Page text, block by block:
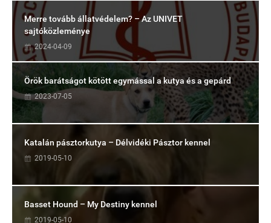
Merre tovább állatvédelem? – Az UNIVET
sajtóközleménye
2024-04-09
Örök barátságot kötött egymással a kutya és a gepárd
2023-07-05
Katalán pásztorkutya – Délvidéki Pásztor kennel
2019-05-10
Basset Hound – My Destiny kennel
2019-05-10